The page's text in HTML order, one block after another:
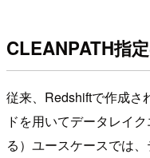
CLEANPATH指
従来、Redshiftで作成さ
ドを用いてデータレイ
る）ユースケースでは